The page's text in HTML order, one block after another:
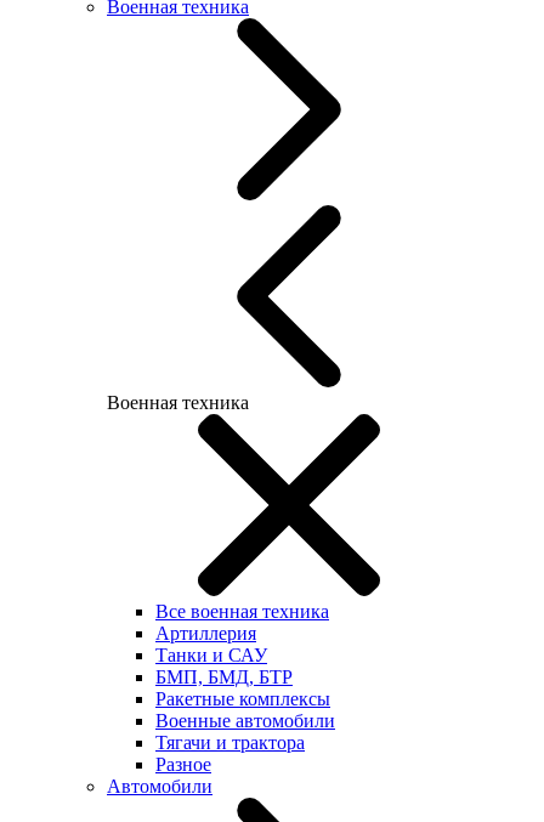
Военная техника
Военная техника
Все военная техника
Артиллерия
Танки и САУ
БМП, БМД, БТР
Ракетные комплексы
Военные автомобили
Тягачи и трактора
Разное
Автомобили